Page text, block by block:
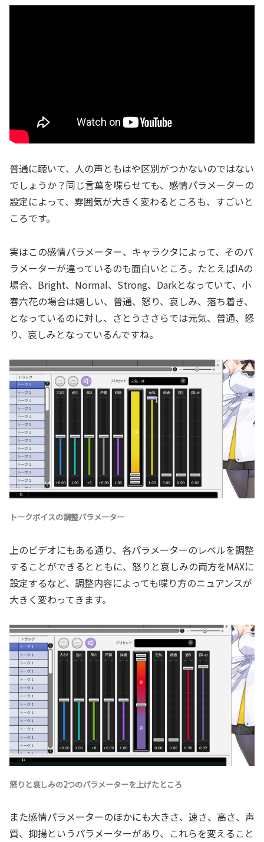
普通に聴いて、人の声ともはや区別がつかないのではない
でしょうか？同じ言葉を喋らせても、感情パラメーターの
設定によって、雰囲気が大きく変わるところも、すごいと
ころです。
実はこの感情パラメーター、キャラクタによって、そのパ
ラメーターが違っているのも面白いところ。たとえばIAの
場合、Bright、Normal、Strong、Darkとなっていて、小
春六花の場合は嬉しい、普通、怒り、哀しみ、落ち着き、
となっているのに対し、さとうささらでは元気、普通、怒
り、哀しみとなっているんですね。
トークボイスの調整パラメーター
上のビデオにもある通り、各パラメーターのレベルを調整
することができるとともに、怒りと哀しみの両方をMAXに
設定するなど、調整内容によっても喋り方のニュアンスが
大きく変わってきます。
怒りと哀しみの2つのパラメーターを上げたところ
また感情パラメーターのほかにも大きさ、速さ、高さ、声
質、抑揚というパラメーターがあり、これらを変えること